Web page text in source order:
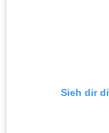
Sieh dir